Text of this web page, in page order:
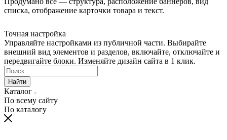
списка, отображение карточки товара и текст.
Точная настройка
Управляйте настройками из публичной части. Выбирайте
внешний вид элементов и разделов, включайте, отключайте и
передвигайте блоки. Изменяйте дизайн сайта в 1 клик.
Найти
Каталог
По всему сайту
По каталогу